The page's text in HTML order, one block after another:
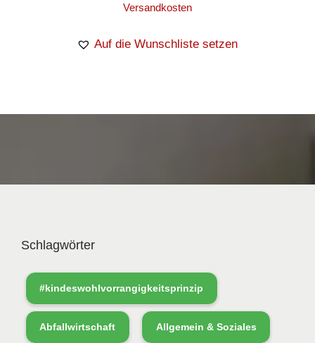
Versandkosten
Auf die Wunschliste setzen
Schlagwörter
#kindeswohlvorrangigkeitsprinzip
Abfallwirtschaft Allgemein & Soziales